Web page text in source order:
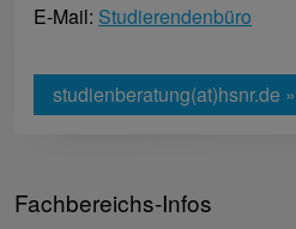
E-Mail: Studierendenbüro
studienberatung(at)hsnr.de »
Fachbereichs-Infos